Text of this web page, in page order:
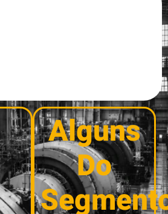
Alguns
Do